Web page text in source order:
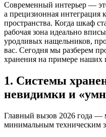
Современный интерьер —
а прецизионная интеграция
пространства. Когда шкаф
рабочая зона идеально
уродливых нащельников,
вас. Сегодня мы разберем
хранения на примере наших
1. Системы
невидимки и
Главный вызов 2026 года —
минимальным техническим